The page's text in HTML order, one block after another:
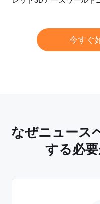
プレビュー
今すぐ
なぜニュース
する必